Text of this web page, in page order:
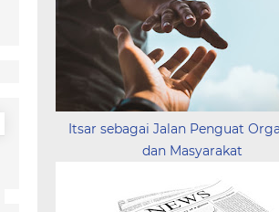
Itsar sebagai Jalan Penguat
dan Masyarakat